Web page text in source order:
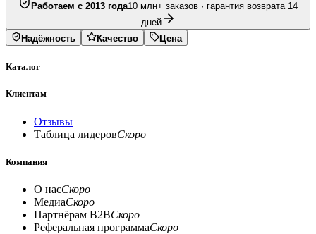
Работаем с 2013 года10 млн+ заказов · гарантия возврата 14
дней
Надёжность
Качество Цена
Каталог
Клиентам
Отзывы
Таблица лидеровСкоро
Компания
О насСкоро
МедиаСкоро
Партнёрам B2BСкоро
Реферальная программаСкоро